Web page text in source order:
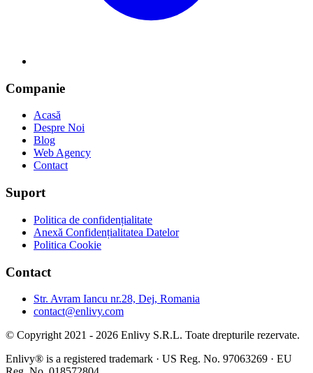
Companie
Acasă
Despre Noi
Blog
Web Agency
Contact
Suport
Politica de confidențialitate
Anexă Confidențialitatea Datelor
Politica Cookie
Contact
Str. Avram Iancu nr.28, Dej, Romania
contact@enlivy.com
© Copyright 2021 - 2026 Enlivy S.R.L. Toate drepturile rezervate.
Enlivy® is a registered trademark · US Reg. No. 97063269 · EU